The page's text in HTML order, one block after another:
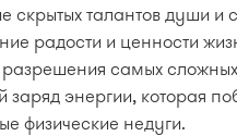
скрытых талантов души и
радости и ценности
самых
энергии, которая
физические недуги.